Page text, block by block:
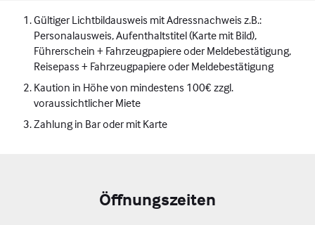
Gültiger Lichtbildausweis mit Adressnachweis z.B.:
Personalausweis, Aufenthaltstitel (Karte mit Bild),
Führerschein + Fahrzeugpapiere oder Meldebestätigung,
Reisepass + Fahrzeugpapiere oder Meldebestätigung
Kaution in Höhe von mindestens 100€ zzgl.
voraussichtlicher Miete
Zahlung in Bar oder mit Karte
Öffnungszeiten